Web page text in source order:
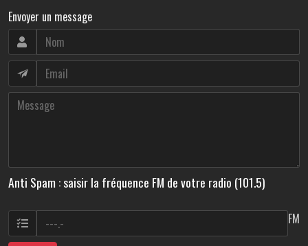
Envoyer un message
Anti Spam : saisir la fréquence FM de votre radio (101.5)
FM